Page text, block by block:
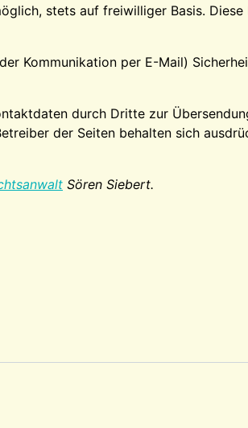
stets auf freiwilliger Basis.
Kommunikation per E-Mail)
durch Dritte zur
der Seiten behalten sich
Sören Siebert.